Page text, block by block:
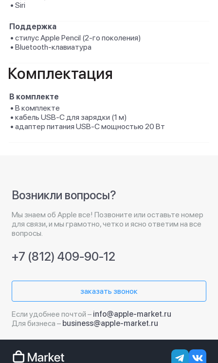
• Siri
Поддержка
• стилус Apple Pencil (2‑го поколения)
• Bluetooth-клавиатура
Комплектация
В комплекте
• В комплекте
• кабель USB‑C для зарядки (1 м)
• адаптер питания USB‑C мощностью 20 Вт
Возникли вопросы?
Мы знаем об Apple все! Позвоните или оставьте номер
для связи, и мы грамотно, четко и ясно ответим на все
вопросы.
+7 (812) 409-90-12
заказать звонок
Если удобнее почтой – info@apple-market.ru
Для бизнеса – business@apple-market.ru